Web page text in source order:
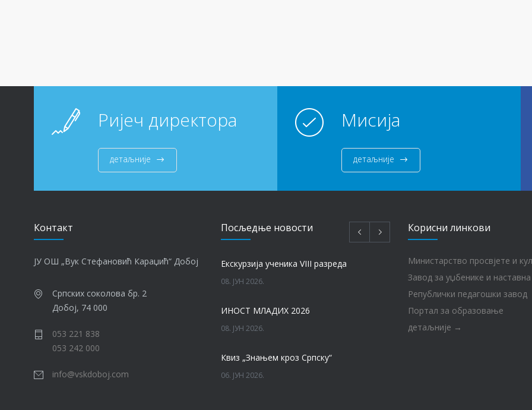
Ријеч директора
детаљније
Мисија
детаљније
Контакт
ЈУ ОШ „Вук Стефановић Караџић“ Добој
Српских соколова бр. 2
Добој, 74 000
053 221 838
053 242 000
info@vskdoboj.com
Посљедњe новости
Eкскурзија ученика VIII разреда
08. ЈУН 2026.
ИНОСТ МЛАДИХ 2026
08. ЈУН 2026.
Квиз „Знањем кроз Српску“
06. ЈУН 2026.
Корисни линкови
Министарство просвјете и
Завод за уџбенике и
Републички педагошки завод
Портал за образовање
детаљније →